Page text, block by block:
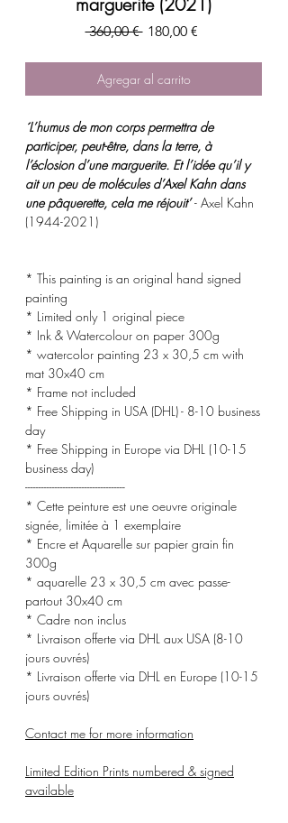
360,00 € Precio
180,00 €Precio
oferta
Agregar al carrito
´L’humus de mon corps permettra de
participer, peut-être, dans la terre, à
l’éclosion d’une marguerite. Et l’idée qu’il y
ait un peu de molécules d’Axel Kahn dans
une pâquerette, cela me réjouit’- Axel Kahn
(1944-2021)
* This painting is an original hand signed
painting
* Limited only 1 original piece
* Ink & Watercolour on paper 300g
* watercolor painting 23 x 30,5 cm with
mat 30x40 cm
* Frame not included
* Free Shipping in USA (DHL) - 8-10 business
day
* Free Shipping in Europe via DHL (10-15
business day)
-------------------------------------
* Cette peinture est une oeuvre originale
signée, limitée à 1 exemplaire
* Encre et Aquarelle sur papier grain fin
300g
* aquarelle 23 x 30,5 cm avec passe-
partout 30x40 cm
* Cadre non inclus
* Livraison offerte via DHL aux USA (8-10
jours ouvrés)
* Livraison offerte via DHL en Europe (10-15
jours ouvrés)
Contact me for more information
Limited Edition Prints numbered & signed
available